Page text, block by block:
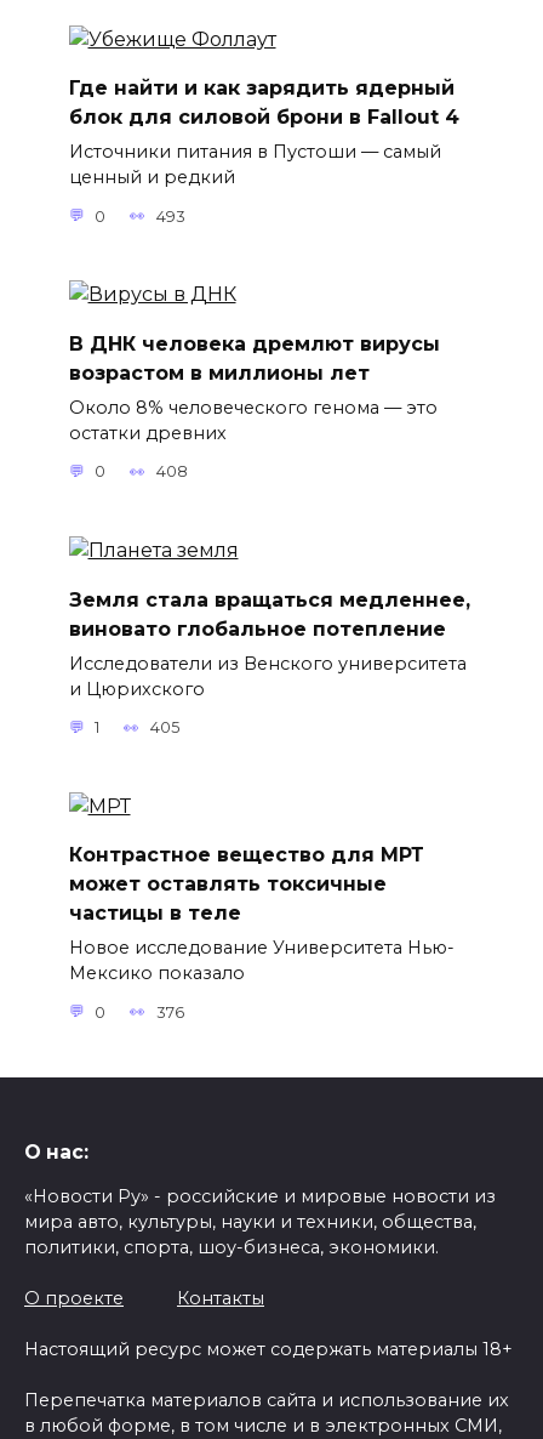
Где найти и как зарядить ядерный
блок для силовой брони в Fallout 4
Источники питания в Пустоши — самый
ценный и редкий
0 493
В ДНК человека дремлют вирусы
возрастом в миллионы лет
Около 8% человеческого генома — это
остатки древних
0 408
Земля стала вращаться медленнее,
виновато глобальное потепление
Исследователи из Венского университета
и Цюрихского
1 405
Контрастное вещество для МРТ
может оставлять токсичные
частицы в теле
Новое исследование Университета Нью-
Мексико показало
0 376
О нас:
«Новости Ру» - российские и мировые новости из
мира авто, культуры, науки и техники, общества,
политики, спорта, шоу-бизнеса, экономики.
О проекте Контакты
Настоящий ресурс может содержать материалы 18+
Перепечатка материалов сайта и использование их
в любой форме, в том числе и в электронных СМИ,